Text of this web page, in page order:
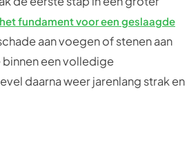
het fundament voor een geslaagde
aan voegen of stenen aan
een volledige
daarna weer jarenlang strak en